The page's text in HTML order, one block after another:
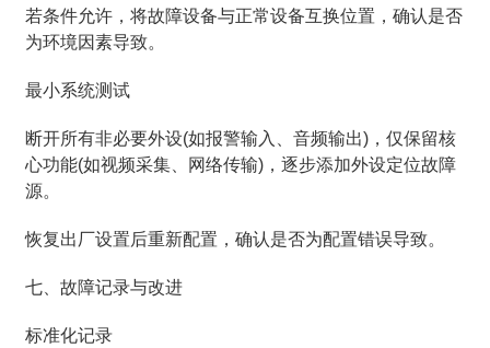
若条件允许，将故障设备与正常设备互换位置，确认是否
为环境因素导致。
最小系统测试
断开所有非必要外设(如报警输入、音频输出)，仅保留核
心功能(如视频采集、网络传输)，逐步添加外设定位故障
源。
恢复出厂设置后重新配置，确认是否为配置错误导致。
七、故障记录与改进
标准化记录